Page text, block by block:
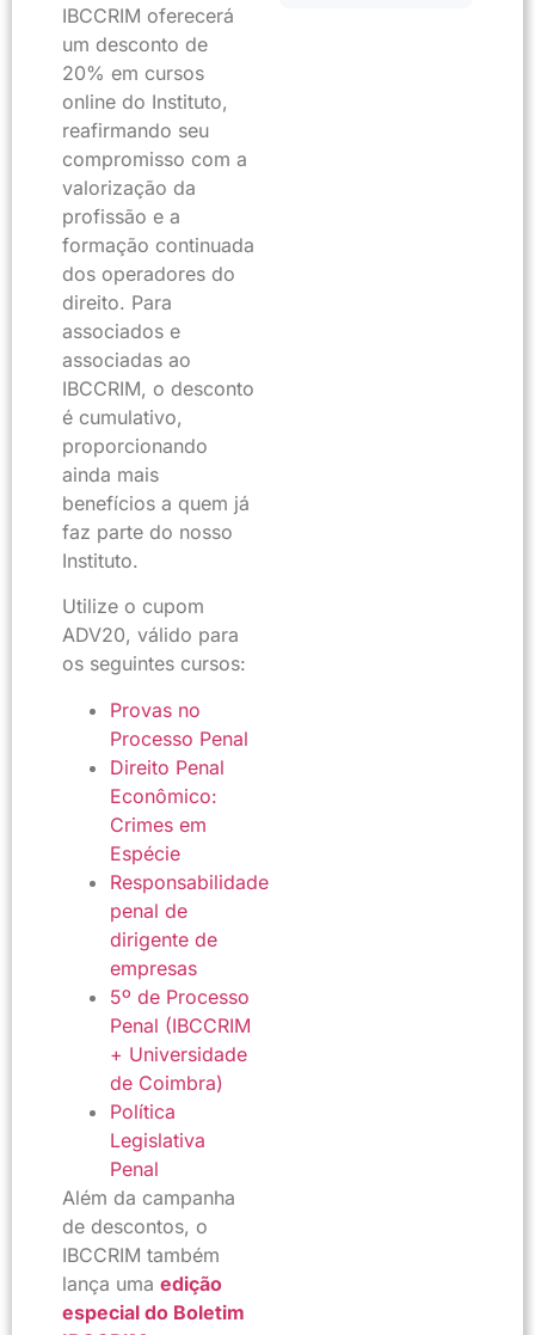
IBCCRIM oferecerá
um desconto de
20% em cursos
online do Instituto,
reafirmando seu
compromisso com a
valorização da
profissão e a
formação continuada
dos operadores do
direito. Para
associados e
associadas ao
IBCCRIM, o desconto
é cumulativo,
proporcionando
ainda mais
benefícios a quem já
faz parte do nosso
Instituto.
Utilize o cupom
ADV20, válido para
os seguintes cursos:
Provas no
Processo Penal
Direito Penal
Econômico:
Crimes em
Espécie
Responsabilidade
penal de
dirigente de
empresas
5º de Processo
Penal (IBCCRIM
+ Universidade
de Coimbra)
Política
Legislativa
Penal
Além da campanha
de descontos, o
IBCCRIM também
lança uma edição
especial do Boletim